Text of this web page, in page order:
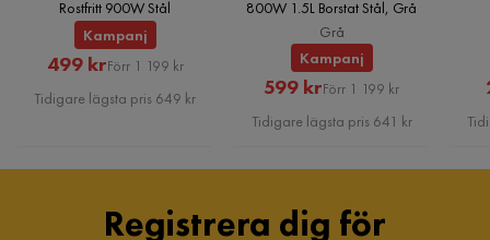
Rostfritt 900W Stål
Kampanj
Rabatterat
Pris
499 kr Original
Pris
Förr 1 199 kr
Tidigare lägsta pris 649 kr
800W 1.5L Borstat Stål, Grå
Grå
Kampanj
Rabatterat
Pris
599 kr Original
Pris
Förr 1 199 kr
Tidigare lägsta pris 641 kr
Registrera dig för